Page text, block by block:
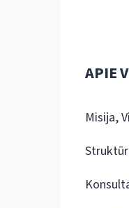
APIE
Misija,